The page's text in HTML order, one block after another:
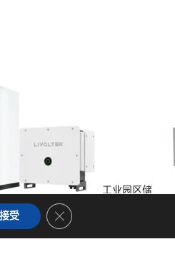
工业园区储
接受 Close GDPR Cookie Banner